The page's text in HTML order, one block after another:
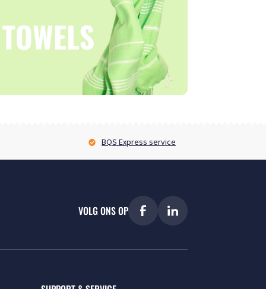
BQS Express service
VOLG ONS OP